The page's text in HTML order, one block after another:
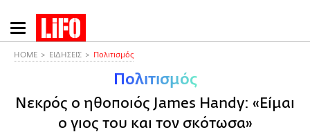
Παράκαμψη
προς
HOME ΕΙΔΗΣΕΙΣ Πολιτισμός
Πολιτισμός
Νεκρός ο ηθοποιός James Handy: «Είμαι
ο γιος του και τον σκότωσα»